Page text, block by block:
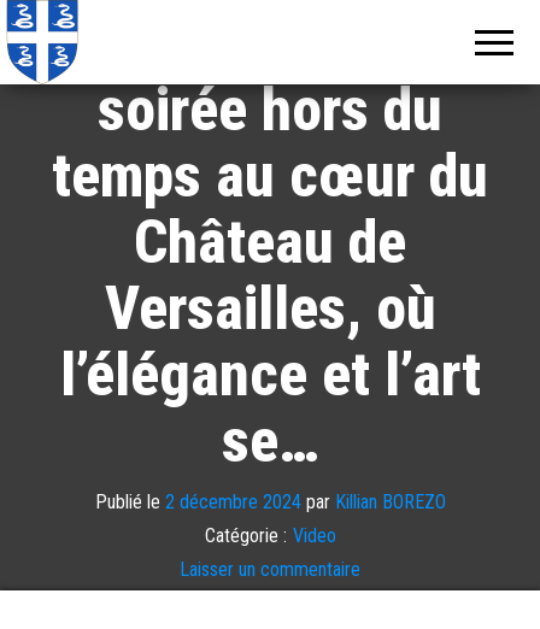
Plongez dans une
soirée hors du
temps au cœur du
Château de
Versailles, où
l’élégance et l’art
se…
Publié le 2 décembre 2024par Killian BOREZO
Catégorie : Video
Laisser un commentaire